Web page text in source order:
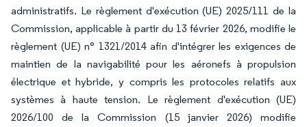
administratifs. Le règlement d'exécution (UE) 2025/111 de la
Commission, applicable à partir du 13 février 2026, modifie le
règlement (UE) n° 1321/2014 afin d'intégrer les exigences de
maintien de la navigabilité pour les aéronefs à propulsion
électrique et hybride, y compris les protocoles relatifs aux
systèmes à haute tension. Le règlement d'exécution (UE)
2026/100 de la Commission (15 janvier 2026) modifie